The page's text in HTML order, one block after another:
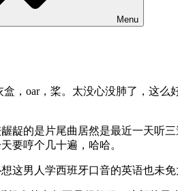
Menu
，oar，桨。太没心没肺了，这
龊的是片尾曲居然是最近一天听
要哼个几十遍，哈哈。
这男人学西班牙口音的英语也未